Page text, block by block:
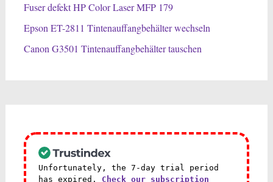
Fuser defekt HP Color Laser MFP 179
Epson ET-2811 Tintenauffangbehälter wechseln
Canon G3501 Tintenauffangbehälter tauschen
Unfortunately, the 7-day trial period
has expired. Check our subscription